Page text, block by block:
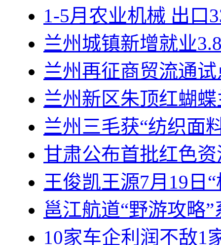
1-5月农业机械 出口
兰州城镇新增就业
兰州再征商贸流通
兰州新区朱顶红蝴
兰州三毛获“纺织面
甘肃公布首批红色
王俊凯王源7月19日
邕江航道“野游攻略
10家车企利润不敌1